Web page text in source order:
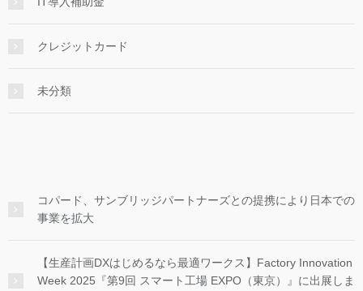
クレジットカード
未分類
コパード、サンブリッジパートナーズとの提携により日本での
事業を拡大
【生産計画DXはじめるなら最適ワークス】Factory Innovation
Week 2025『第9回 スマート工場 EXPO（東京）』に出展しま